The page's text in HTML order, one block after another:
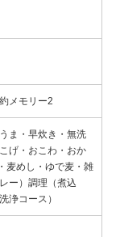
メモリー2
ま・早炊き・無洗
げ・おこわ・おか
麦めし・ゆで麦・雑
ー）調理（煮込
浄コース）